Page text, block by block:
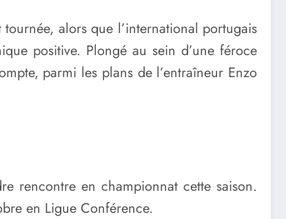
alors que l’international portugais
positive. Plongé au sein d’une féroce
parmi les plans de l’entraîneur Enzo
rencontre en championnat cette saison.
en Ligue Conférence.